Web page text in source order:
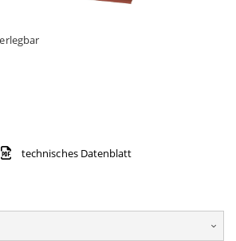
technisches Datenblatt